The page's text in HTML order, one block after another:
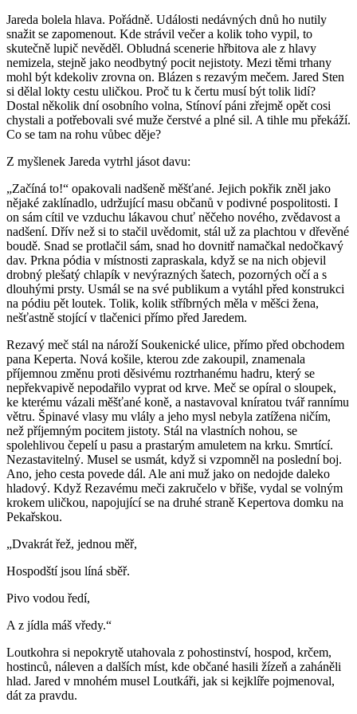
Jareda bolela hlava. Pořádně. Události nedávných dnů ho nutily
snažit se zapomenout. Kde strávil večer a kolik toho vypil, to
skutečně lupič nevěděl. Obludná scenerie hřbitova ale z hlavy
nemizela, stejně jako neodbytný pocit nejistoty. Mezi těmi trhany
mohl být kdekoliv zrovna on. Blázen s rezavým mečem. Jared Sten
si dělal lokty cestu uličkou. Proč tu k čertu musí být tolik lidí?
Dostal několik dní osobního volna, Stínoví páni zřejmě opět cosi
chystali a potřebovali své muže čerstvé a plné sil. A tihle mu překáží.
Co se tam na rohu vůbec děje?
Z myšlenek Jareda vytrhl jásot davu:
„Začíná to!“ opakovali nadšeně měšťané. Jejich pokřik zněl jako
nějaké zaklínadlo, udržující masu občanů v podivné pospolitosti. I
on sám cítil ve vzduchu lákavou chuť něčeho nového, zvědavost a
nadšení. Dřív než si to stačil uvědomit, stál už za plachtou v dřevěné
boudě. Snad se protlačil sám, snad ho dovnitř namačkal nedočkavý
dav. Prkna pódia v místnosti zapraskala, když se na nich objevil
drobný plešatý chlapík v nevýrazných šatech, pozorných očí a s
dlouhými prsty. Usmál se na své publikum a vytáhl před konstrukci
na pódiu pět loutek. Tolik, kolik stříbrných měla v měšci žena,
nešťastně stojící v tlačenici přímo před Jaredem.
Rezavý meč stál na nároží Soukenické ulice, přímo před obchodem
pana Keperta. Nová košile, kterou zde zakoupil, znamenala
příjemnou změnu proti děsivému roztrhanému hadru, který se
nepřekvapivě nepodařilo vyprat od krve. Meč se opíral o sloupek,
ke kterému vázali měšťané koně, a nastavoval kníratou tvář rannímu
větru. Špinavé vlasy mu vlály a jeho mysl nebyla zatížena ničím,
než příjemným pocitem jistoty. Stál na vlastních nohou, se
spolehlivou čepelí u pasu a prastarým amuletem na krku. Smrtící.
Nezastavitelný. Musel se usmát, když si vzpomněl na poslední boj.
Ano, jeho cesta povede dál. Ale ani muž jako on nedojde daleko
hladový. Když Rezavému meči zakručelo v břiše, vydal se volným
krokem uličkou, napojující se na druhé straně Kepertova domku na
Pekařskou.
„Dvakrát řež, jednou měř,
Hospodští jsou líná sběř.
Pivo vodou ředí,
A z jídla máš vředy.“
Loutkohra si nepokrytě utahovala z pohostinství, hospod, krčem,
hostinců, náleven a dalších míst, kde občané hasili žízeň a zaháněli
hlad. Jared v mnohém musel Loutkáři, jak si kejklíře pojmenoval,
dát za pravdu.